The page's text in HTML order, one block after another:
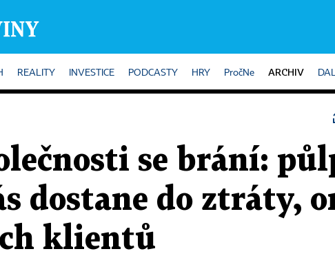
REALITY INVESTICE PODCASTY HRY PročNe ARCHIV
se brání:
dostane do ztráty,
klientů